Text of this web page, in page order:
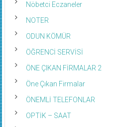
Nöbetci Eczaneler
NOTER
ODUN KÖMÜR
ÖĞRENCİ SERVİSİ
ÖNE ÇIKAN FİRMALAR 2
Öne Çıkan Firmalar
ÖNEMLİ TELEFONLAR
OPTİK – SAAT